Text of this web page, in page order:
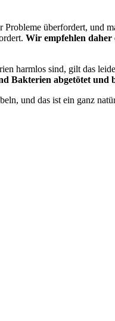
überfordert, und
Wir empfehlen daher
harmlos sind, gilt das
Bakterien abgetötet und
und das ist ein ganz